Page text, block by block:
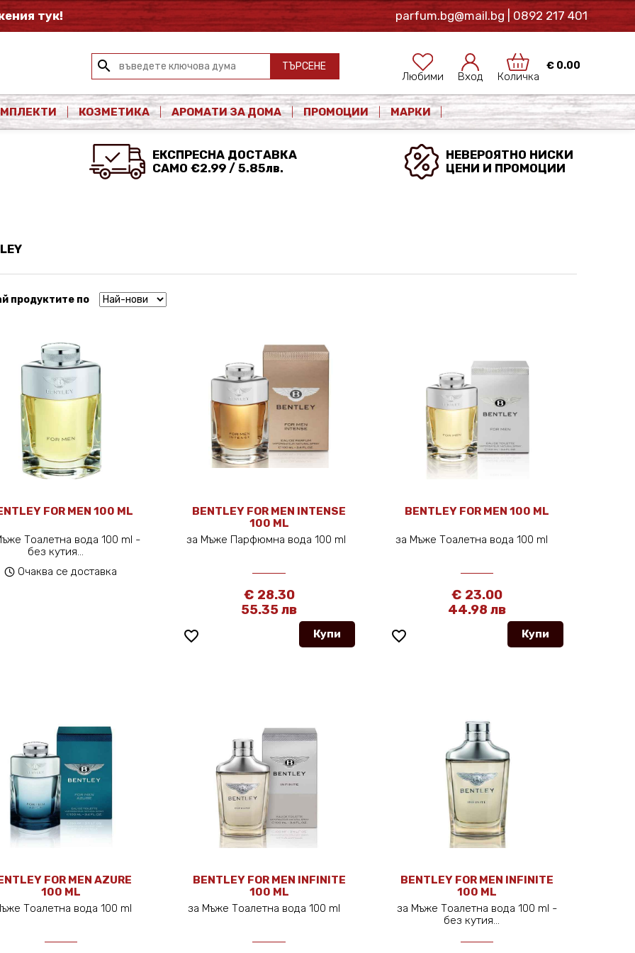
тук! parfum.bg@mail.bg| 0892 217 401
Количка
€ 0.00
Вход
Любими
search ТЪРСЕНЕ
КОЗМЕТИКА АРОМАТИ ЗА ДОМА ПРОМОЦИИ МАРКИ
ЕКСПРЕСНА ДОСТАВКА
САМО €2.99 / 5.85лв.
НЕВЕРОЯТНО НИСКИ
ЦЕНИ И ПРОМОЦИИ
продуктите по
FOR MEN 100 ML
Тоалетна вода 100 ml -
без кутия...
Очаква се доставка
favorite_border
BENTLEY FOR MEN INTENSE
100 ML
за Мъже Парфюмна вода 100 ml
€ 28.30
55.35 лв
Купи favorite_border
BENTLEY FOR MEN 100 ML
за Мъже Тоалетна вода 100 ml
€ 23.00
44.98 лв
Купи
FOR MEN AZURE
100 ML
Тоалетна вода 100 ml
BENTLEY FOR MEN INFINITE
100 ML
за Мъже Тоалетна вода 100 ml
BENTLEY FOR MEN INFINITE
100 ML
за Мъже Тоалетна вода 100 ml -
без кутия...